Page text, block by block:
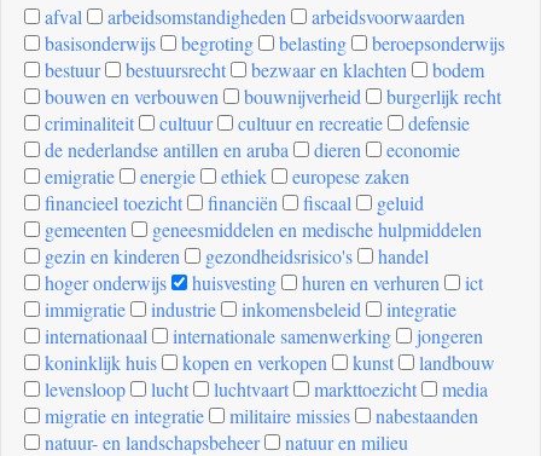
[invalid
name]
afval arbeidsomstandigheden
arbeidsvoorwaarden
basisonderwijs
begroting belasting
beroepsonderwijs
bestuur
bestuursrecht bezwaar en klachten
bodem
bouwen en verbouwen
bouwnijverheid
burgerlijk recht
criminaliteit
cultuur cultuur en recreatie
defensie
de nederlandse antillen en aruba
dieren
economie
emigratie
energie ethiek
europese zaken
financieel toezicht
financiën fiscaal
geluid
gemeenten
geneesmiddelen en medische hulpmiddelen
gezin en kinderen
gezondheidsrisico's
handel
hoger onderwijs
huisvesting huren en verhuren
ict
immigratie
industrie inkomensbeleid
integratie
internationaal
internationale samenwerking
jongeren
koninklijk huis
kopen en verkopen kunst
landbouw
levensloop
lucht luchtvaart markttoezicht
media
migratie en integratie
militaire missies
nabestaanden
natuur- en landschapsbeheer
natuur en milieu